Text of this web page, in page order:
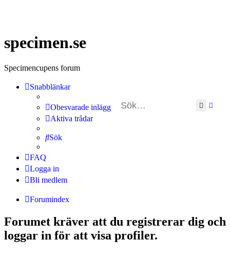
specimen.se
Specimencupens forum
Sök
Snabblänkar
Obesvarade inlägg
Aktiva trådar
Sök
FAQ
Logga in
Bli medlem
Forumindex
Forumet kräver att du registrerar dig och
loggar in för att visa profiler.